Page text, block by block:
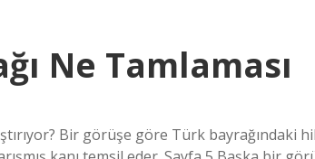
Ne Tamlaması
Bir görüşe göre Türk bayrağındaki